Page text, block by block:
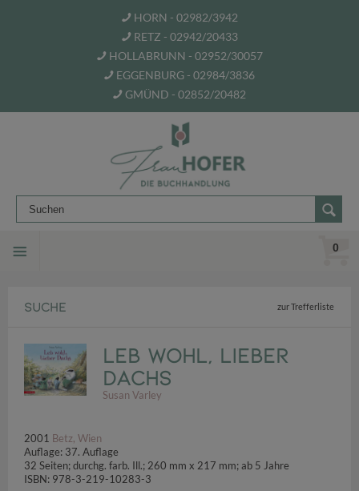
HORN - 02982/3942
RETZ - 02942/20433
HOLLABRUNN - 02952/30057
EGGENBURG - 02984/3836
GMÜND - 02852/20482
0
SUCHE zur Trefferliste
Leb wohl, lieber
Dachs
Susan Varley
2001 Betz, Wien
Auflage: 37. Auflage
32 Seiten; durchg. farb. Ill.; 260 mm x 217 mm; ab 5 Jahre
ISBN: 978-3-219-10283-3